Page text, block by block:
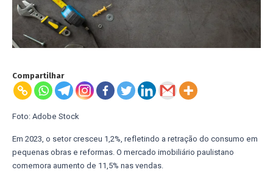
Compartilhar
Foto: Adobe Stock
Em 2023, o setor cresceu 1,2%, refletindo a retração do consumo em
pequenas obras e reformas. O mercado imobiliário paulistano
comemora aumento de 11,5% nas vendas.